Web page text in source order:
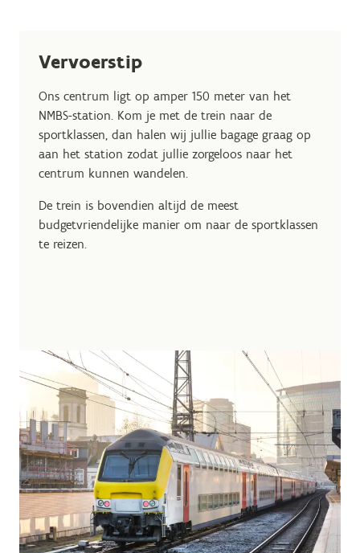
Vervoerstip
Ons centrum ligt op amper 150 meter van het
NMBS-station. Kom je met de trein naar de
sportklassen, dan halen wij jullie bagage graag op
aan het station zodat jullie zorgeloos naar het
centrum kunnen wandelen.
De trein is bovendien altijd de meest
budgetvriendelijke manier om naar de sportklassen
te reizen.